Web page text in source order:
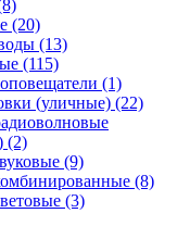
(20)
(13)
(115)
(1)
(уличные) (22)
(2)
(9)
(8)
(3)